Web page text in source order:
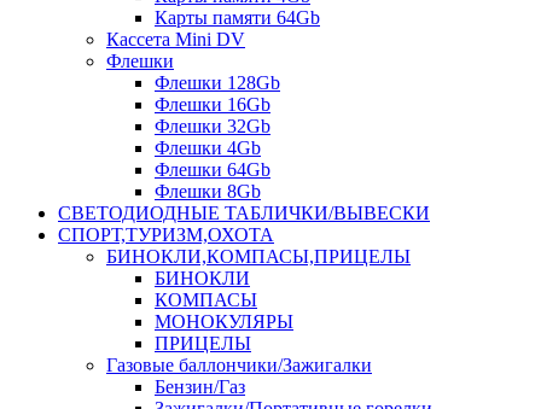
Карты памяти 64Gb
Кассета Mini DV
Флешки
Флешки 128Gb
Флешки 16Gb
Флешки 32Gb
Флешки 4Gb
Флешки 64Gb
Флешки 8Gb
СВЕТОДИОДНЫЕ ТАБЛИЧКИ/ВЫВЕСКИ
СПОРТ,ТУРИЗМ,ОХОТА
БИНОКЛИ,КОМПАСЫ,ПРИЦЕЛЫ
БИНОКЛИ
КОМПАСЫ
МОНОКУЛЯРЫ
ПРИЦЕЛЫ
Газовые баллончики/Зажигалки
Бензин/Газ